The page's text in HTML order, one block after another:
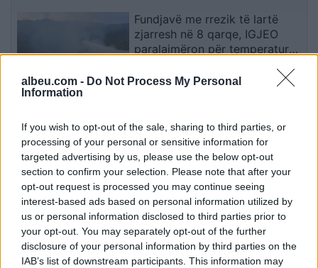
albeu.com - Do Not Process My Personal
Information
If you wish to opt-out of the sale, sharing to third parties, or
processing of your personal or sensitive information for
targeted advertising by us, please use the below opt-out
section to confirm your selection. Please note that after your
opt-out request is processed you may continue seeing
interest-based ads based on personal information utilized by
us or personal information disclosed to third parties prior to
your opt-out. You may separately opt-out of the further
disclosure of your personal information by third parties on the
IAB’s list of downstream participants. This information may
Fundjavë me rrezik të lartë
zjarresh në 8 qarqe, IGJEO
paralajmëron për temperatura
në Guinness
Ja pse shoferët e ulin radion
gjatë parkimit në prapakthim